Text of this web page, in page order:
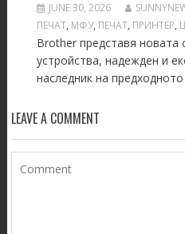
JUNE 30, 2026
ПЕЧАТ, МФУ, ПЕЧАТ, ПРИНТЕР,
Brother представя новата
устройства, надежден и
наследник на
LEAVE A COMMENT